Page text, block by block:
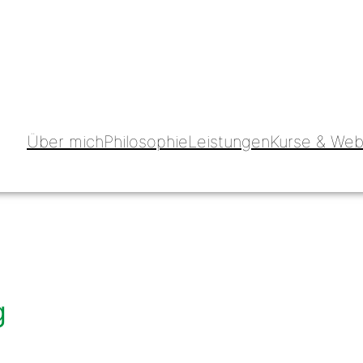
Über michPhilosophieLeistungenKurse &